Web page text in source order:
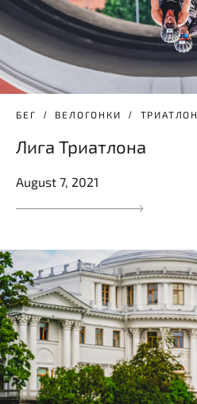
БЕГ ВЕЛОГОНКИ ТРИАТЛОН
Лига Триатлона
August 7, 2021